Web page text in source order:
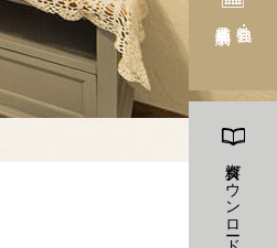
資料ダウンロード